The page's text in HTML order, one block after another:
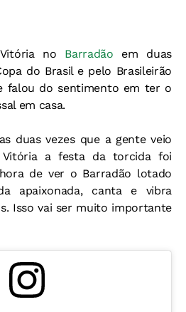
no Barradão em duas
do Brasil e pelo Brasileirão
falou do sentimento em ter o
em casa.
duas vezes que a gente veio
a festa da torcida foi
de ver o Barradão lotado
apaixonada, canta e vibra
Isso vai ser muito importante